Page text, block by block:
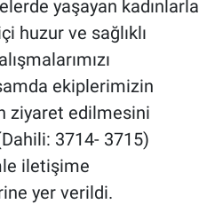
yaşayan kadınlarla
huzur ve sağlıklı
ekiplerimizin
ziyaret edilmesini
3714- 3715)
iletişime
yer verildi.